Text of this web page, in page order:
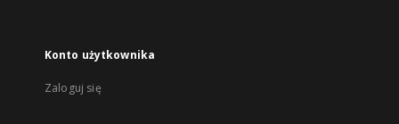
Konto użytkownika
Zaloguj się